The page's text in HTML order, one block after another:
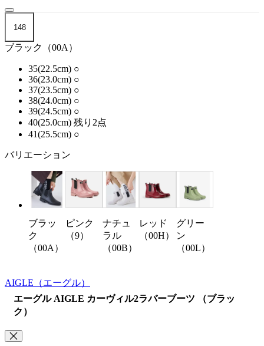
148
ブラック（00A）
35(22.5cm) ○
36(23.0cm) ○
37(23.5cm) ○
38(24.0cm) ○
39(24.5cm) ○
40(25.0cm) 残り2点
41(25.5cm) ○
バリエーション
ブラッ
ク
（00A）
ピンク
（9）
ナチュ
ラル
（00B）
レッド
（00H）
グリー
ン
（00L）
AIGLE （エーグル）
エーグル AIGLE カーヴィル2ラバーブーツ （ブラッ
ク）